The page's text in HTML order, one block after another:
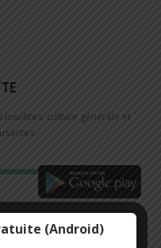
insolites, culture générale et
store/…
(Android)